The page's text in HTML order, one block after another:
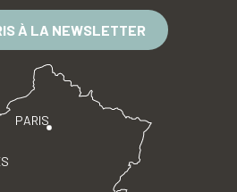
À LA NEWSLETTER
PARIS